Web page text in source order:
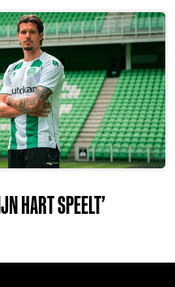
HART SPEELT’